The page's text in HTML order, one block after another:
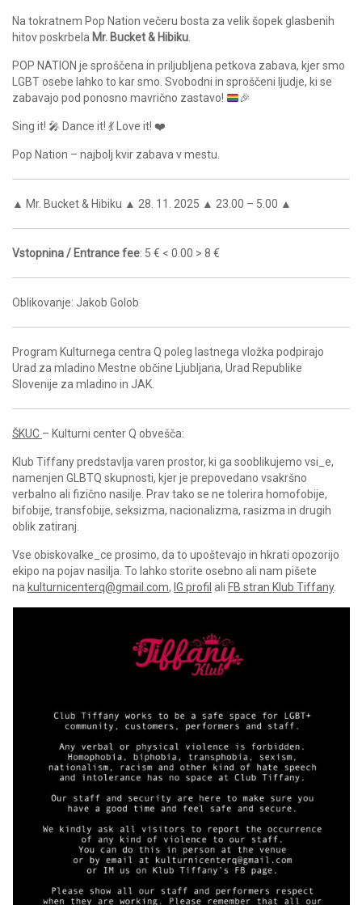
Na tokratnem Pop Nation večeru bosta za velik šopek glasbenih
hitov poskrbela Mr. Bucket & Hibiku
POP NATION je sproščena in priljubljena petkova zabava, kjer smo
LGBT osebe lahko to kar smo. Svobodni in sproščeni ljudje, ki se
zabavajo pod ponosno mavrično zastavo!
🎉
Sing it! 🎤 Dance it! 💃 Love it! ❤️
Pop Nation – najbolj kvir zabava v mestu.
▲ Mr. Bucket & Hibiku ▲ 28. 11. 2025 ▲ 23.00 – 5.00 ▲
Vstopnina / Entrance fee: 5 € < 0.00 > 8 €
Oblikovanje: Jakob Golob
Program Kulturnega centra Q poleg lastnega vložka podpirajo
Urad za mladino Mestne občine Ljubljana, Urad Republike
Slovenije za mladino in JAK.
ŠKUC – Kulturni center Q obvešča:
Klub Tiffany predstavlja varen prostor, ki ga sooblikujemo vsi_e,
namenjen GLBTQ skupnosti, kjer je prepovedano vsakršno
verbalno ali fizično nasilje. Prav tako se ne tolerira homofobije,
bifobije, transfobije, seksizma, nacionalizma, rasizma in drugih
oblik zatiranj.
Vse obiskovalke_ce prosimo, da to upoštevajo in hkrati opozorijo
ekipo na pojav nasilja. To lahko storite osebno ali nam pišete
na kulturnicenterq@gmail.com, IG profil ali FB stran Klub Tiffany.